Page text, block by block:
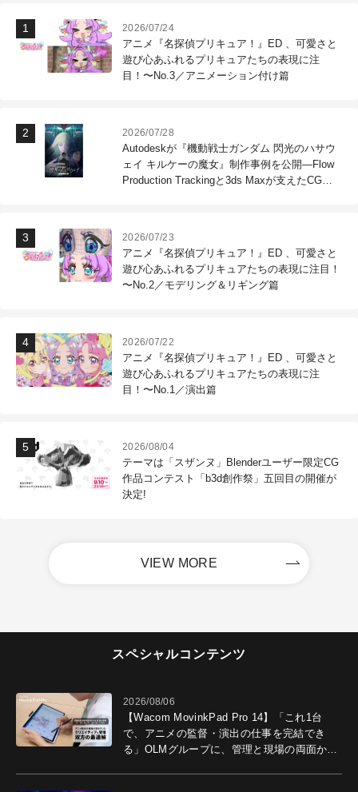
2026/07/24
アニメ『名探偵プリキュア！』ED 、可愛さと
遊び心あふれるプリキュアたちの表現に注
目！〜No.3／アニメーション付け篇
2026/07/28
Autodeskが『機動戦士ガンダム 閃光のハサウ
ェイ キルケーの魔女』制作事例を公開―Flow
Production Trackingと3ds Maxが支えたCG制
2026/07/23
アニメ『名探偵プリキュア！』ED 、可愛さと
遊び心あふれるプリキュアたちの表現に注目！
〜No.2／モデリング＆リギング篇
2026/07/22
アニメ『名探偵プリキュア！』ED 、可愛さと
遊び心あふれるプリキュアたちの表現に注
目！〜No.1／演出篇
2026/08/04
テーマは「スザンヌ」Blenderユーザー限定CG
作品コンテスト「b3d創作祭」五回目の開催が
決定!
VIEW MORE
スペシャルコンテンツ
2026/08/06
【Wacom MovinkPad Pro 14】「これ1台
で、アニメの監督・演出の仕事を完結でき
る」OLMグループに、管理と現場の両面から